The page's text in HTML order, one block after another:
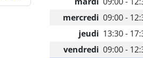
mercredi 09:00 -
jeudi 13:30 -
vendredi 09:00 -